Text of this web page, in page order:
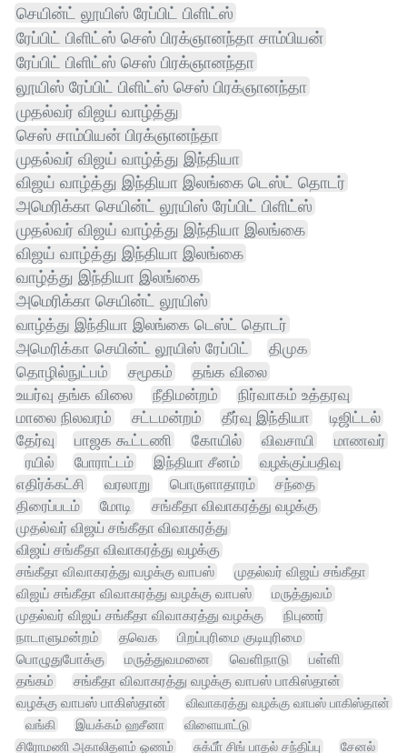
செயின்ட் லூயிஸ் ரேப்பிட் பிளிட்ஸ்
ரேப்பிட் பிளிட்ஸ் செஸ் பிரக்ஞானந்தா சாம்பியன்
ரேப்பிட் பிளிட்ஸ் செஸ் பிரக்ஞானந்தா
லூயிஸ் ரேப்பிட் பிளிட்ஸ் செஸ் பிரக்ஞானந்தா
முதல்வர் விஜய் வாழ்த்து
செஸ் சாம்பியன் பிரக்ஞானந்தா
முதல்வர் விஜய் வாழ்த்து இந்தியா
விஜய் வாழ்த்து இந்தியா இலங்கை டெஸ்ட் தொடர்
அமெரிக்கா செயின்ட் லூயிஸ் ரேப்பிட் பிளிட்ஸ்
முதல்வர் விஜய் வாழ்த்து இந்தியா இலங்கை
விஜய் வாழ்த்து இந்தியா இலங்கை
வாழ்த்து இந்தியா இலங்கை
அமெரிக்கா செயின்ட் லூயிஸ்
வாழ்த்து இந்தியா இலங்கை டெஸ்ட் தொடர்
அமெரிக்கா செயின்ட் லூயிஸ் ரேப்பிட்
திமுக
தொழில்நுட்பம்
சமூகம்
தங்க விலை
உயர்வு தங்க விலை
நீதிமன்றம்
நிர்வாகம் உத்தரவு
மாலை நிலவரம்
சட்டமன்றம் தீர்வு இந்தியா
டிஜிட்டல்
தேர்வு
பாஜக கூட்டணி கோயில் விவசாயி
மாணவர்
ரயில்
போராட்டம் இந்தியா சீனம்
வழக்குப்பதிவு
எதிர்க்கட்சி
வரலாறு பொருளாதாரம்
சந்தை
திரைப்படம்
மோடி
சங்கீதா விவாகரத்து வழக்கு
முதல்வர் விஜய் சங்கீதா விவாகரத்து
விஜய் சங்கீதா விவாகரத்து வழக்கு
சங்கீதா விவாகரத்து வழக்கு வாபஸ்
முதல்வர் விஜய் சங்கீதா
விஜய் சங்கீதா விவாகரத்து வழக்கு வாபஸ்
மருத்துவம்
முதல்வர் விஜய் சங்கீதா விவாகரத்து வழக்கு
நிபுணர்
நாடாளுமன்றம்
தவெக பிறப்புரிமை குடியுரிமை
பொழுதுபோக்கு மருத்துவமனை வெளிநாடு
பள்ளி
தங்கம்
சங்கீதா விவாகரத்து வழக்கு வாபஸ் பாகிஸ்தான்
வழக்கு வாபஸ் பாகிஸ்தான்
விவாகரத்து வழக்கு வாபஸ் பாகிஸ்தான்
வங்கி
இயக்கம் ஹசீனா
விளையாட்டு
சிரோமணி அகாலிதளம் ஓணம்
சுக்பீா் சிங் பாதல் சந்திப்பு சேனல்